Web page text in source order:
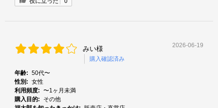
みい様
購入確認済み
2026-06-19
年齢: 50代〜
性別: 女性
利用頻度: 〜1ヶ月未満
購入目的:
その他